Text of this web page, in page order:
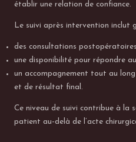
établir une relation de confiance.
Le suivi après intervention inclut
des consultations
une disponibilité pour répondre
un accompagnement tout au
et de résultat final.
Ce niveau de suivi contribue à la
patient au-delà de l’acte